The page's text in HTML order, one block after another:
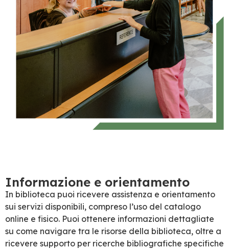
Informazione e orientamento
In biblioteca puoi ricevere assistenza e orientamento
sui servizi disponibili, compreso l’uso del catalogo
online e fisico. Puoi ottenere informazioni dettagliate
su come navigare tra le risorse della biblioteca, oltre a
ricevere supporto per ricerche bibliografiche specifiche